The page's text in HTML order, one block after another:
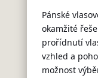
Pánské
okamžité
prořídnutí
vzhled a
možnost